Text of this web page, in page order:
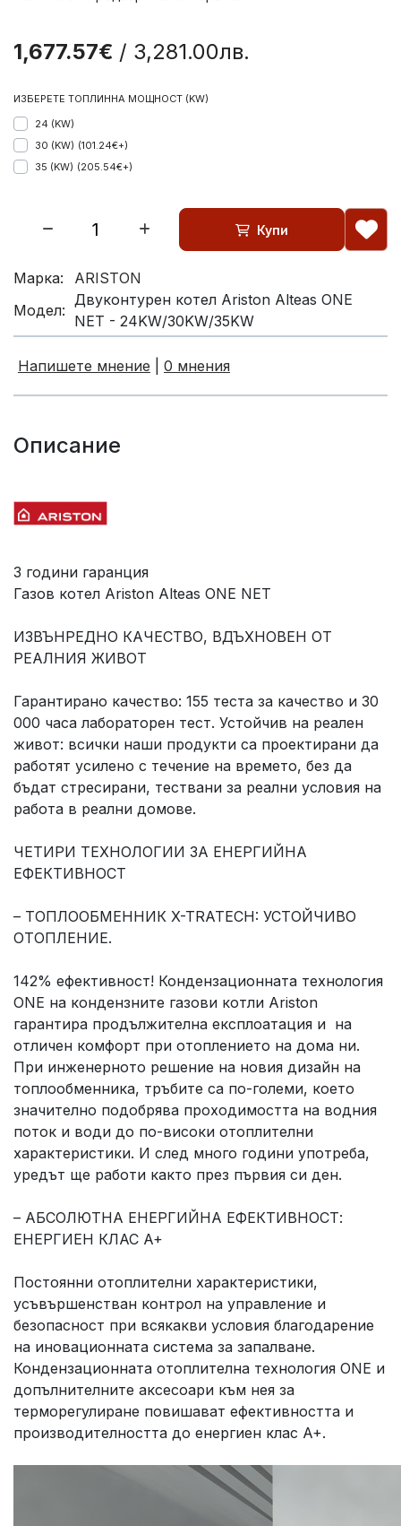
1,677.57€ / 3,281.00лв.
ИЗБЕРЕТЕ ТОПЛИННА МОЩНОСТ (KW)
24 (KW)
30 (KW) (101.24€+)
35 (KW) (205.54€+)
Купи
Марка:
ARISTON
Модел:
Двуконтурен котел Ariston Alteas ONE
NET - 24KW/30KW/35KW
Напишете мнение 0 мнения
Описание
3 години гаранция
Газов котел Ariston Alteas ONE NET
ИЗВЪНРЕДНО КАЧЕСТВО, ВДЪХНОВЕН ОТ
РЕАЛНИЯ ЖИВОТ
Гарантирано качество: 155 теста за качество и 30
000 часа лабораторен тест. Устойчив на реален
живот: всички наши продукти са проектирани да
работят усилено с течение на времето, без да
бъдат стресирани, тествани за реални условия на
работа в реални домове.
ЧЕТИРИ ТЕХНОЛОГИИ ЗА ЕНЕРГИЙНА
ЕФЕКТИВНОСТ
– ТОПЛООБМЕННИК X-TRATECH: УСТОЙЧИВО
ОТОПЛЕНИЕ.
142% ефективност! Кондензационната технология
ONE на кондензните газови котли Ariston
гарантира продължителна експлоатация и на
отличен комфорт при отоплението на дома ни.
При инженерното решение на новия дизайн на
топлообменника, тръбите са по-големи, което
значително подобрява проходимостта на водния
поток и води до по-високи отоплителни
характеристики. И след много години употреба,
уредът ще работи както през първия си ден.
– АБСОЛЮТНА ЕНЕРГИЙНА ЕФЕКТИВНОСТ:
ЕНЕРГИЕН КЛАС A+
Постоянни отоплителни характеристики,
усъвършенстван контрол на управление и
безопасност при всякакви условия благодарение
на иновационната система за запалване.
Кондензационната отоплителна технология ONE и
допълнителните аксесоари към нея за
терморегулиране повишават ефективността и
производителността до енергиен клас A+.